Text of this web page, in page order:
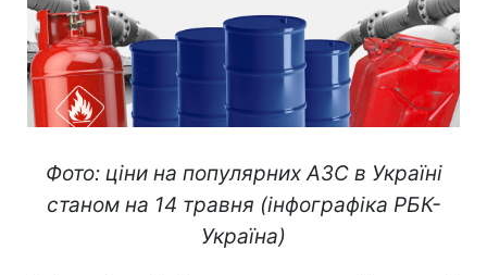
Фото: ціни на популярних АЗС в Україні
станом на 14 травня (інфографіка РБК-
Україна)